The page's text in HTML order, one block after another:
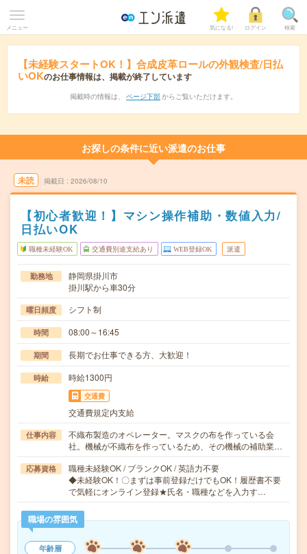
メニュー 気になる! ログイン 検索
【未経験スタートOK！】合成皮革ロールの外観検査/日払
いOKのお仕事情報は、掲載が終了しています
掲載時の情報は、 ページ下部 からご覧いただけます。
お探しの条件に近い派遣のお仕事
未読 掲載日 2026/08/10
【初心者歓迎！】マシン操作補助・数値入力/
日払いOK
職種未経験OK 交通費別途支給あり WEB登録OK 派遣
勤務地
静岡県掛川市
掛川駅から車30分
曜日頻度 シフト制
時間 08:00～16:45
期間 長期でお仕事できる方、大歓迎！
時給 時給1300円
交通費
交通費規定内支給
仕事内容
不織布製造のオペレーター。マスクの布を作っている会
社。機械が不織布を作っているため、その機械の補助業…
応募資格
職種未経験OK / ブランクOK / 英語力不要
◆未経験OK！〇まずは事前登録だけでもOK！履歴書不要
で気軽にオンライン登録★氏名・職種などを入力す…
職場の雰囲気
年齢層